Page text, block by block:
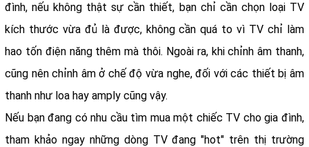
đình, nếu không thật sự cần thiết, bạn chỉ cần chọn loại TV
kích thước vừa đủ là được, không cần quá to vì TV chỉ làm
hao tốn điện năng thêm mà thôi. Ngoài ra, khi chỉnh âm thanh,
cũng nên chỉnh âm ở chế độ vừa nghe, đối với các thiết bị âm
thanh như loa hay amply cũng vậy.
Nếu bạn đang có nhu cầu tìm mua một chiếc TV cho gia đình,
tham khảo ngay những dòng TV đang "hot" trên thị trường